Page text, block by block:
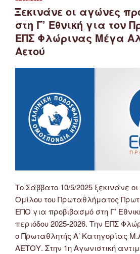
ΣΤΙΣ
Ξεκινάνε οι αγώνες
στη Γ’ Εθνική για τον
ΕΠΣ Φλώρινας Μέγα
Αετού
Το Σάββατο 10/5/2025 ξεκινάνε
Ομίλου του Πρωταθλήματος
ΕΠΟ για προβιβασμό στη Γ’
περιόδου 2025-2026. Την ΕΠΣ
ο Πρωταθλητής Α’ Κατηγορίας
ΑΕΤΟΥ. Στην 1η Αγωνιστική